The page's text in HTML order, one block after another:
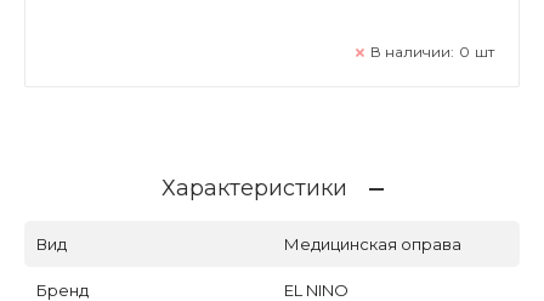
В наличии: 0 шт
Характеристики
Вид Медицинская оправа
Бренд EL NINO